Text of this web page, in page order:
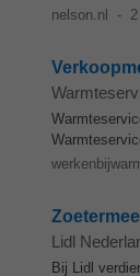
nelson.nl
-
Lidl
Bij Lidl